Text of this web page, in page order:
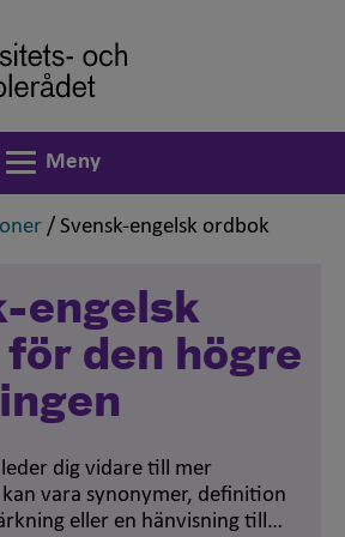
Växla navigering
Meny
,
/ Svensk-engelsk ordbok
engelsk
den högre
dig vidare till mer
vara synonymer, definition
eller en hänvisning till